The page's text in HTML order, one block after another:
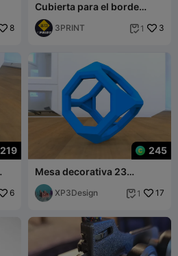
8
Cubierta para el borde
frontal de la impresora
3PRINT  1 3
219
6
245
Mesa decorativa 23
(grande)
XP3Design  1 17